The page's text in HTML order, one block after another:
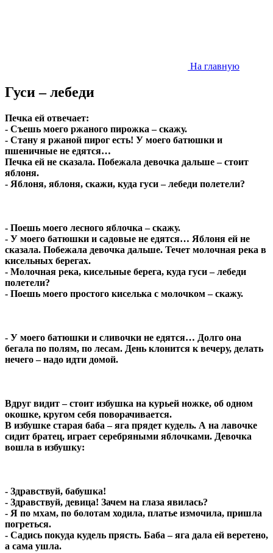
На главную
Гуси – лебеди
Печка ей отвечает:
- Съешь моего ржаного пирожка – скажу.
- Стану я ржаной пирог есть! У моего батюшки и
пшеничные не едятся…
Печка ей не сказала. Побежала девочка дальше – стоит
яблоня.
- Яблоня, яблоня, скажи, куда гуси – лебеди полетели?
- Поешь моего лесного яблочка – скажу.
- У моего батюшки и садовые не едятся… Яблоня ей не
сказала. Побежала девочка дальше. Течет молочная река в
кисельных берегах.
- Молочная река, кисельные берега, куда гуси – лебеди
полетели?
- Поешь моего простого киселька с молочком – скажу.
- У моего батюшки и сливочки не едятся… Долго она
бегала по полям, по лесам. День клонится к вечеру, делать
нечего – надо идти домой.
Вдруг видит – стоит избушка на курьей ножке, об одном
окошке, кругом себя поворачивается.
В избушке старая баба – яга прядет кудель. А на лавочке
сидит братец, играет серебряными яблочками. Девочка
вошла в избушку:
- Здравствуй, бабушка!
- Здравствуй, девица! Зачем на глаза явилась?
- Я по мхам, по болотам ходила, платье измочила, пришла
погреться.
- Садись покуда кудель прясть. Баба – яга дала ей веретено,
а сама ушла.